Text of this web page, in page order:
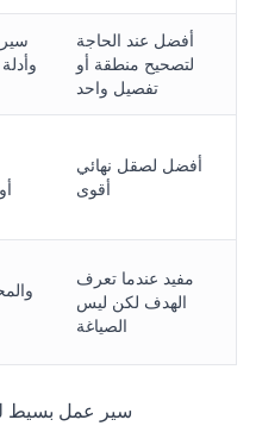
أفضل عند الحاجة
لتصحيح منطقة أو
تفصيل واحد
أفضل لصقل نهائي
أقوى
مفيد عندما تعرف
الهدف لكن ليس
الصياغة
سير عمل بسيط